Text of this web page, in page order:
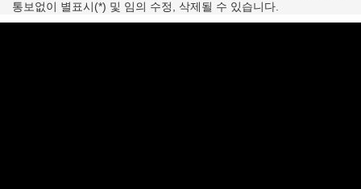
통보없이 별표시(*) 및 임의 수정, 삭제될 수 있습니다.